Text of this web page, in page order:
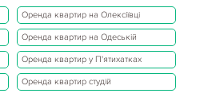
Оренда квартир на Олексіївці
Оренда квартир на Одеській
Оренда квартир у П'ятихатках
Оренда квартир студій